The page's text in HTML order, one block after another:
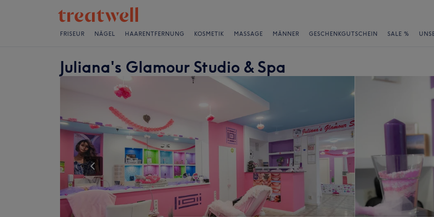
FRISEUR NÄGEL HAARENTFERNUNG KOSMETIK MASSAGE MÄNNER GESCHENKGUTSCHEIN SALE %
Juliana's Glamour Studio & Spa